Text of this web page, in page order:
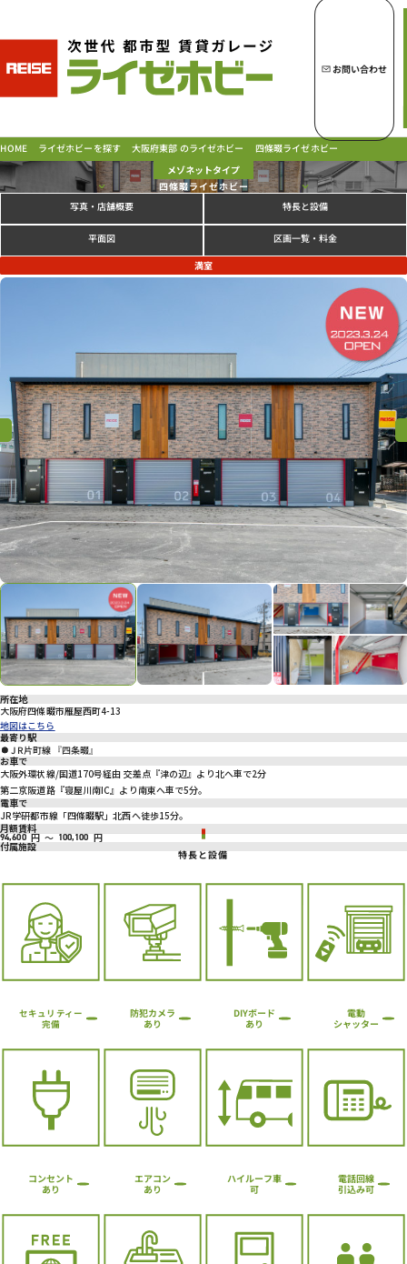
ライゼホビーの魅力
ラインナップ
ご契約の流れ・お支払方法
特定商取引法に基づく表示
プライバシーポリシー
お問い合わせ
HOME ライゼホビーを探す 大阪府東部 のライゼホビー 四條畷ライゼホビー
メゾネットタイプ
四條畷ライゼホビー
写真・店舗概要 特長と設備
平面図 区画一覧・料金
満室
Previous
所在地
大阪府四條畷市雁屋西町4-13
地図はこちら
最寄り駅
JR片町線 『四条畷』
お車で
大阪外環状線/国道170号経由 交差点『津の辺』より北へ車で2分
第二京阪道路『寝屋川南IC』より南東へ車で5分。
電車で
JR学研都市線「四條畷駅」北西へ徒歩15分。
月額賃料
94,600 円 ～ 100,100 円
付属施設
特長と設備
セキュリティー
完備
防犯カメラ
あり
DIYボード
あり
電動
シャッター
コンセント
あり
エアコン
あり
ハイルーフ車
可
電話回線
引込み可